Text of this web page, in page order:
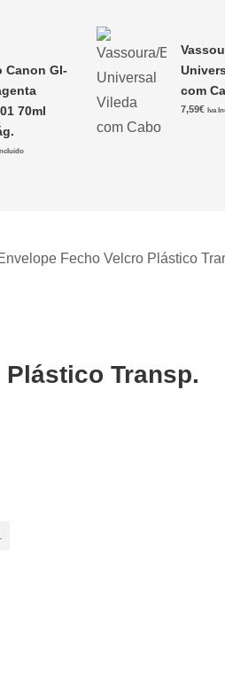
Canon GI-
70ml
com
7,59€ Iva
Fecho Velcro Plástico
Transp.